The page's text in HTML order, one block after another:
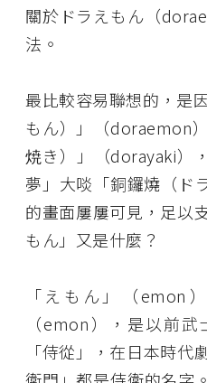
關於ドラえもん（
法。
最比較容易聯想的，是
もん）」（doraemon
焼き）」（dorayaki）
夢」大啖「銅鑼燒（ド
的畫面屢屢可見，足以
もん」又是什麼？
「えもん」（emon
（emon），是以前
「侍從」，在日本時代